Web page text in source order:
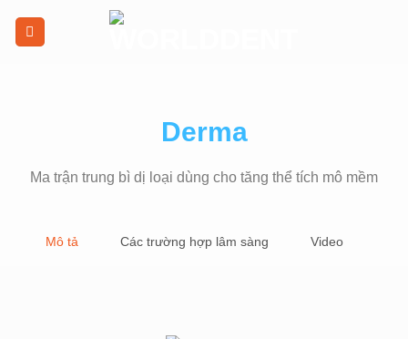
Derma
Ma trận trung bì dị loại dùng cho tăng thể tích mô mềm
Mô tả Các trường hợp lâm sàng Video